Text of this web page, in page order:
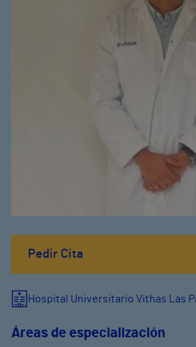
Pedir Cita
Hospital Universitario Vithas Las
Áreas de especialización